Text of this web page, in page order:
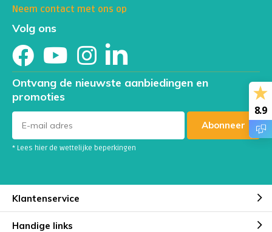
Neem contact met ons op
Volg ons
Ontvang de nieuwste aanbiedingen en
promoties
Abonneer
* Lees hier de wettelijke beperkingen
Klantenservice
Handige links
8.9